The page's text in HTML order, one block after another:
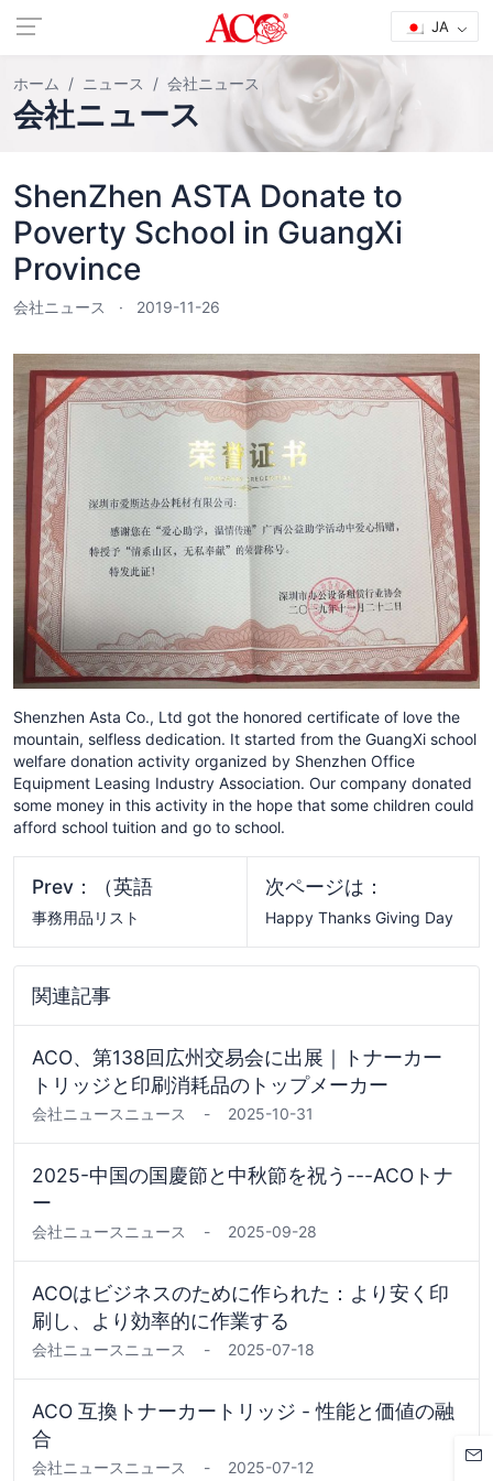
JA
ホーム ニュース 会社ニュース
会社ニュース
ShenZhen ASTA Donate to
Poverty School in GuangXi
Province
会社ニュース 2019-11-26
Shenzhen Asta Co., Ltd got the honored certificate of love the
mountain, selfless dedication. It started from the GuangXi school
welfare donation activity organized by Shenzhen Office
Equipment Leasing Industry Association. Our company donated
some money in this activity in the hope that some children could
afford school tuition and go to school.
Prev：（英語
事務用品リスト
次ページは：
Happy Thanks Giving Day
関連記事
ACO、第138回広州交易会に出展｜トナーカー
トリッジと印刷消耗品のトップメーカー
会社ニュース ニュース - 2025-10-31
2025-中国の国慶節と中秋節を祝う---ACOトナ
ー
会社ニュース ニュース - 2025-09-28
ACOはビジネスのために作られた：より安く印
刷し、より効率的に作業する
会社ニュース ニュース - 2025-07-18
ACO 互換トナーカートリッジ - 性能と価値の融
合
会社ニュース ニュース - 2025-07-12